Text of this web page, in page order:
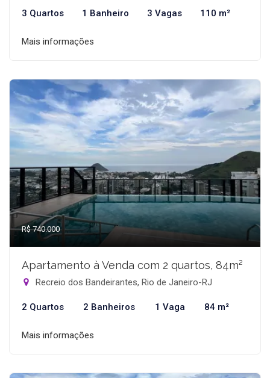
3 Quartos 1 Banheiro 3 Vagas 110 m²
Mais informações
R$ 740.000
Apartamento à Venda com 2 quartos, 84m²
Recreio dos Bandeirantes, Rio de Janeiro-RJ
2 Quartos 2 Banheiros 1 Vaga 84 m²
Mais informações